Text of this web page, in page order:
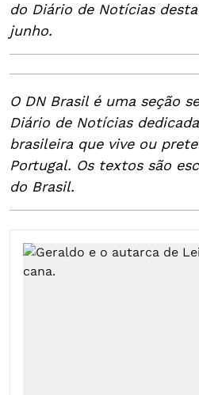
do Diário de Notícias
junho.
O DN Brasil é uma seção
Diário de Notícias
brasileira que vive ou
Portugal. Os textos são
do Brasil.